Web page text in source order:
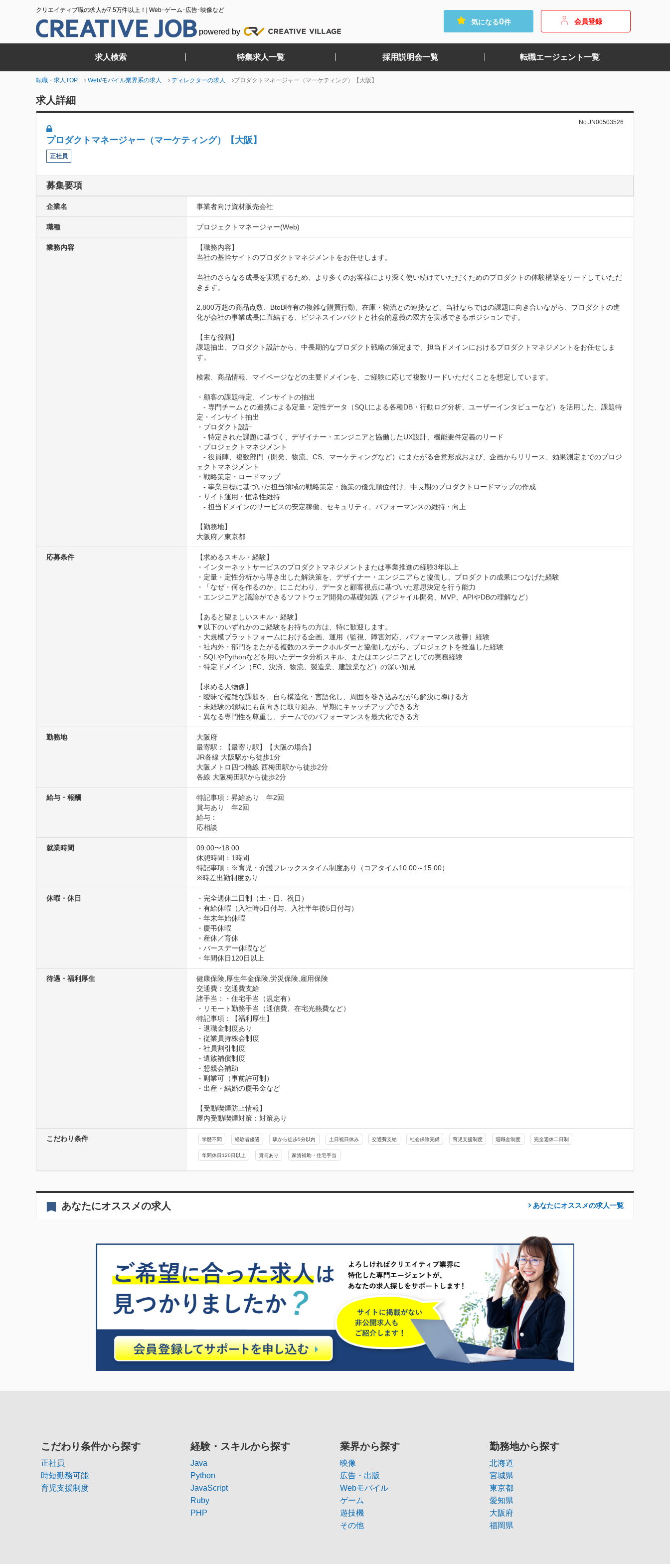
クリエイティブ職の求人が7.5万件以上！| Web･ゲーム･広告･映像など
powered by
気になる0件 会員登録
求人検索 特集求人一覧 採用説明会一覧 転職エージェント一覧
転職・求人TOP Web/モバイル業界系の求人 ディレクターの求人 プロダクトマネージャー（マーケティング）【大阪】
求人詳細
プロダクトマネージャー（マーケティング）【大阪】
No.JN00503526
正社員
募集要項
企業名 事業者向け資材販売会社
職種 プロジェクトマネージャー(Web)
業務内容
【職務内容】
当社の基幹サイトのプロダクトマネジメントをお任せします。
当社のさらなる成長を実現するため、より多くのお客様により深く使い続けていただくためのプロダクトの体験構築をリードしていただ
きます。
2,800万超の商品点数、BtoB特有の複雑な購買行動、在庫・物流との連携など、当社ならではの課題に向き合いながら、プロダクトの進
化が会社の事業成長に直結する、ビジネスインパクトと社会的意義の双方を実感できるポジションです。
【主な役割】
課題抽出、プロダクト設計から、中長期的なプロダクト戦略の策定まで、担当ドメインにおけるプロダクトマネジメントをお任せしま
す。
検索、商品情報、マイページなどの主要ドメインを、ご経験に応じて複数リードいただくことを想定しています。
・顧客の課題特定、インサイトの抽出
- 専門チームとの連携による定量・定性データ（SQLによる各種DB・行動ログ分析、ユーザーインタビューなど）を活用した、課題特
定・インサイト抽出
・プロダクト設計
- 特定された課題に基づく、デザイナー・エンジニアと協働したUX設計、機能要件定義のリード
・プロジェクトマネジメント
- 役員陣、複数部門（開発、物流、CS、マーケティングなど）にまたがる合意形成および、企画からリリース、効果測定までのプロジ
ェクトマネジメント
・戦略策定・ロードマップ
- 事業目標に基づいた担当領域の戦略策定・施策の優先順位付け、中長期のプロダクトロードマップの作成
・サイト運用・恒常性維持
- 担当ドメインのサービスの安定稼働、セキュリティ、パフォーマンスの維持・向上
【勤務地】
大阪府／東京都
応募条件
【求めるスキル・経験】
・インターネットサービスのプロダクトマネジメントまたは事業推進の経験3年以上
・定量・定性分析から導き出した解決策を、デザイナー・エンジニアらと協働し、プロダクトの成果につなげた経験
・「なぜ・何を作るのか」にこだわり、データと顧客視点に基づいた意思決定を行う能力
・エンジニアと議論ができるソフトウェア開発の基礎知識（アジャイル開発、MVP、APIやDBの理解など）
【あると望ましいスキル・経験】
▼以下のいずれかのご経験をお持ちの方は、特に歓迎します。
・大規模プラットフォームにおける企画、運用（監視、障害対応、パフォーマンス改善）経験
・社内外・部門をまたがる複数のステークホルダーと協働しながら、プロジェクトを推進した経験
・SQLやPythonなどを用いたデータ分析スキル、またはエンジニアとしての実務経験
・特定ドメイン（EC、決済、物流、製造業、建設業など）の深い知見
【求める人物像】
・曖昧で複雑な課題を、自ら構造化・言語化し、周囲を巻き込みながら解決に導ける方
・未経験の領域にも前向きに取り組み、早期にキャッチアップできる方
・異なる専門性を尊重し、チームでのパフォーマンスを最大化できる方
勤務地
大阪府
最寄駅：【最寄り駅】【大阪の場合】
JR各線 大阪駅から徒歩1分
大阪メトロ四つ橋線 西梅田駅から徒歩2分
各線 大阪梅田駅から徒歩2分
給与・報酬
特記事項：昇給あり　年2回
賞与あり　年2回
給与：
応相談
就業時間
09:00〜18:00
休憩時間：1時間
特記事項：※育児・介護フレックスタイム制度あり（コアタイム10:00～15:00）
※時差出勤制度あり
休暇・休日
・完全週休二日制（土・日、祝日）
・有給休暇（入社時5日付与、入社半年後5日付与）
・年末年始休暇
・慶弔休暇
・産休／育休
・バースデー休暇など
・年間休日120日以上
待遇・福利厚生
健康保険,厚生年金保険,労災保険,雇用保険
交通費：交通費支給
諸手当：・住宅手当（規定有）
・リモート勤務手当（通信費、在宅光熱費など）
特記事項：【福利厚生】
・退職金制度あり
・従業員持株会制度
・社員割引制度
・遺族補償制度
・懇親会補助
・副業可（事前許可制）
・出産・結婚の慶弔金など
【受動喫煙防止情報】
屋内受動喫煙対策：対策あり
こだわり条件 学歴不問 経験者優遇 駅から徒歩5分以内 土日祝日休み 交通費支給 社会保険完備 育児支援制度 退職金制度 完全週休二日制
年間休日120日以上 賞与あり 家賃補助・住宅手当
あなたにオススメの求人 あなたにオススメの求人一覧
こだわり条件から探す
正社員
時短勤務可能
育児支援制度
経験・スキルから探す
Java
Python
JavaScript
Ruby
PHP
業界から探す
映像
広告・出版
Webモバイル
ゲーム
遊技機
その他
勤務地から探す
北海道
宮城県
東京都
愛知県
大阪府
福岡県